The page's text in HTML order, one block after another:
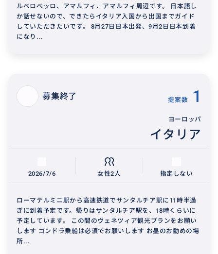
ルベロベッロ、アマルフィ、アマルフィ周辺です。 日本語し
か話せないので、できたらイタリア入国から出国までガイド
していただきたいです。 8月27日日本出発、9月2日日本到着
になり...
募集終了 提案数 1
ヨーロッパ
イタリア
2026/7/6 女性2人 指定しない
ローマテルミニ駅から高速鉄道でサンタルチア駅に11時半過
ぎに到着予定です。帰りはサンタルチア駅を、18時くらいに
予定しています。 この間のヴェネツィア観光プランをお願い
します ゴンドラ乗船は必須でお願いします お昼のお勧めの場
所...